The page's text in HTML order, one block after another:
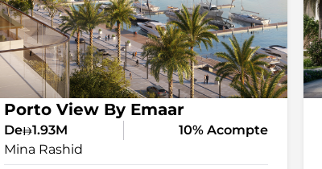
Porto View By Emaar
De 1.93M
10% Acompte
Mina Rashid